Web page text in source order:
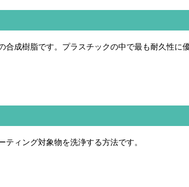
合成樹脂です。プラスチックの中で最も耐久性に
ティング対象物を洗浄する方法です。